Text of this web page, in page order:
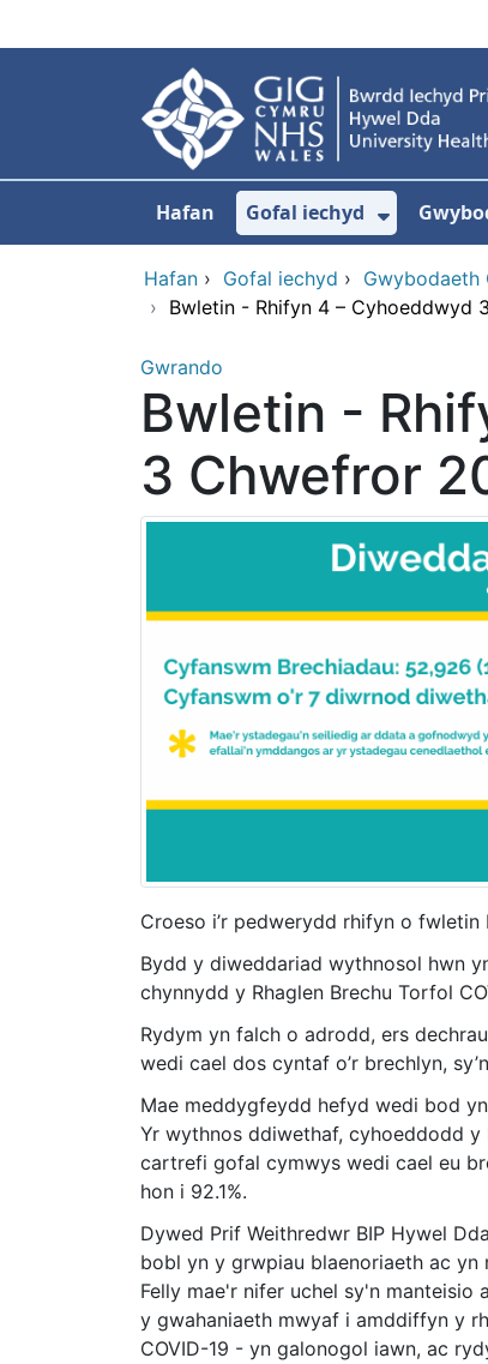
Hafan Gofal iechyd
Dangos
Hafan › Gofal iechyd › Gwybodaeth
› Bwletin - Rhifyn 4 – Cyhoeddwyd
Gwrando
Bwletin -
3 Chwefror
Croeso i’r pedwerydd rhifyn o
Bydd y diweddariad wythnosol hwn
chynnydd y Rhaglen Brechu Torfol
Rydym yn falch o adrodd, ers
wedi cael dos cyntaf o’r brechlyn,
Mae meddygfeydd hefyd wedi bod
Yr wythnos ddiwethaf, cyhoeddodd
cartrefi gofal cymwys wedi cael eu
hon i 92.1%.
Dywed Prif Weithredwr BIP Hywel
bobl yn y grwpiau blaenoriaeth ac
Felly mae'r nifer uchel sy'n
y gwahaniaeth mwyaf i amddiffyn y
COVID-19 - yn galonogol iawn, ac